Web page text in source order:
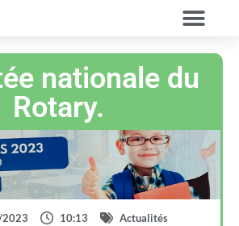
nationale du
Rotary.
10:13 Actualités